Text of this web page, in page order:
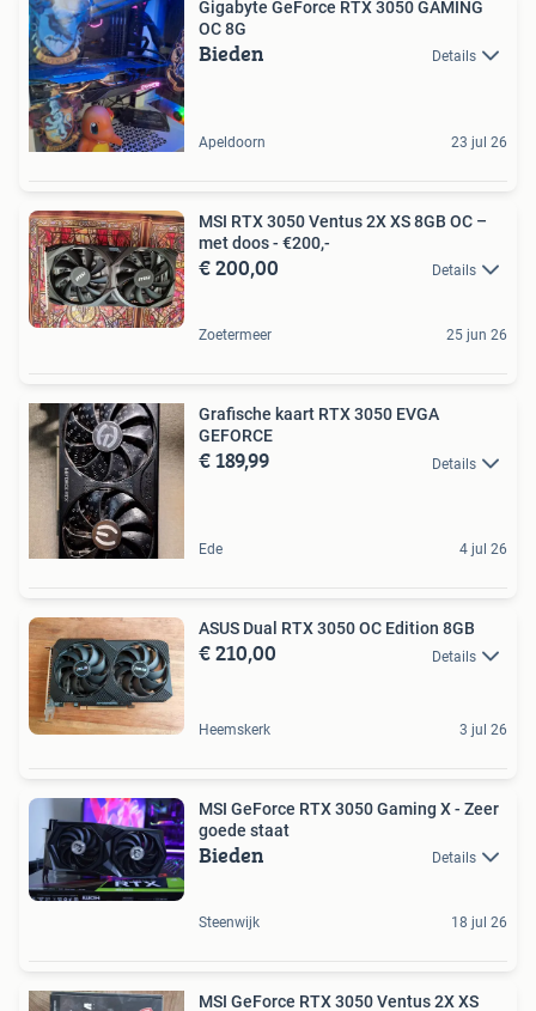
Gigabyte GeForce RTX 3050 GAMING
OC 8G
Bieden Details
Apeldoorn 23 jul 26
MSI RTX 3050 Ventus 2X XS 8GB OC –
met doos - €200,-
€ 200,00 Details
Zoetermeer 25 jun 26
Grafische kaart RTX 3050 EVGA
GEFORCE
€ 189,99 Details
Ede 4 jul 26
ASUS Dual RTX 3050 OC Edition 8GB
€ 210,00 Details
Heemskerk 3 jul 26
MSI GeForce RTX 3050 Gaming X - Zeer
goede staat
Bieden Details
Steenwijk 18 jul 26
MSI GeForce RTX 3050 Ventus 2X XS